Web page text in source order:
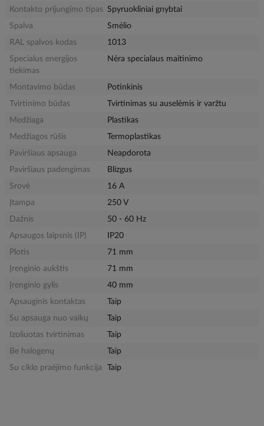
Kontakto prijungimo tipas Spyruokliniai gnybtai
Spalva
Smėlio
RAL spalvos kodas
1013
Specialus energijos
tiekimas
Nėra specialaus maitinimo
Montavimo būdas
Potinkinis
Tvirtinimo būdas
Tvirtinimas su auselėmis ir varžtu
Medžiaga
Plastikas
Medžiagos rūšis
Termoplastikas
Paviršiaus apsauga
Neapdorota
Paviršiaus padengimas
Blizgus
Srovė
16 A
Įtampa
250 V
Dažnis
50 - 60 Hz
Apsaugos laipsnis (IP)
IP20
Plotis
71 mm
Įrenginio aukštis
71 mm
Įrenginio gylis
40 mm
Apsauginis kontaktas
Taip
Su apsauga nuo vaikų
Taip
Izoliuotas tvirtinimas
Taip
Be halogenų
Taip
Su ciklo praėjimo funkcija
Taip